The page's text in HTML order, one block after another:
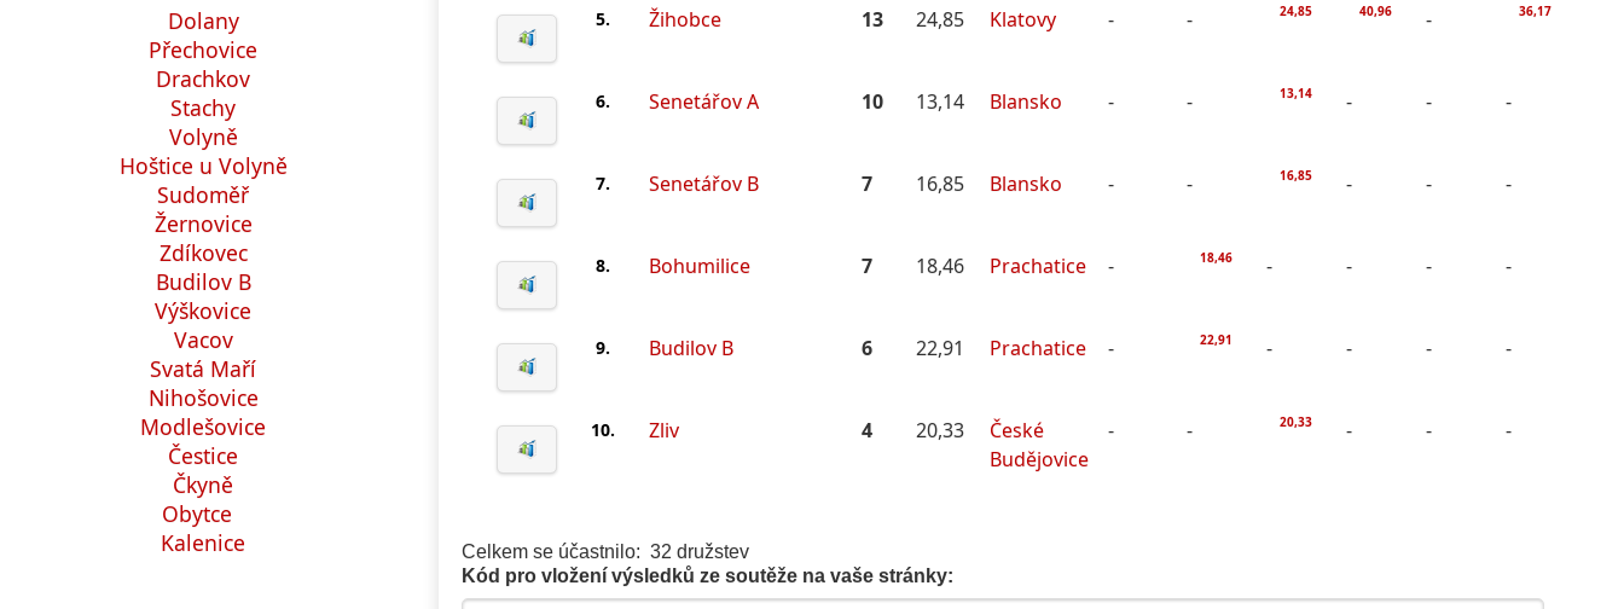
5. Žihobce 13 24,85 Klatovy - - 24,85 40,96 - 36,17
6. Senetářov A 10 13,14 Blansko - - 13,14 - - -
7. Senetářov B 7 16,85 Blansko - - 16,85 - - -
8. Bohumilice 7 18,46 Prachatice - 18,46 - - - -
9. Budilov B 6 22,91 Prachatice - 22,91 - - - -
10. Zliv 4 20,33
České
Budějovice
- - 20,33 - - -
Celkem se účastnilo: 32 družstev
Kód pro vložení výsledků ze soutěže na vaše stránky:
Dolany
Přechovice
Drachkov
Stachy
Volyně
Hoštice u Volyně
Sudoměř
Žernovice
Zdíkovec
Budilov B
Výškovice
Vacov
Svatá Maří
Nihošovice
Modlešovice
Čestice
Čkyně
Obytce
Kalenice